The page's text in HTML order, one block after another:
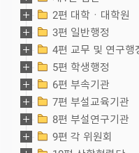
2편 대학ㆍ대학원
3편 일반행정
4편 교무 및 연구행
5편 학생행정
6편 부속기관
7편 부설교육기관
8편 부설연구기관
9편 각 위원회